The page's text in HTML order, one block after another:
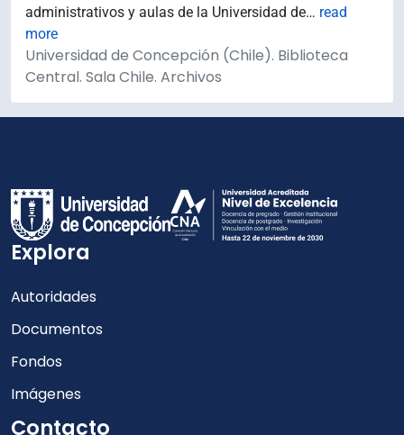
administrativos y aulas de la Universidad de… read
more
Universidad de Concepción (Chile). Biblioteca
Central. Sala Chile. Archivos
Explora
Autoridades
Documentos
Fondos
Imágenes
Contacto